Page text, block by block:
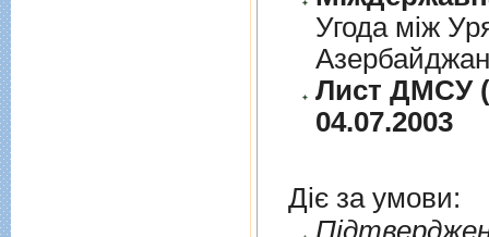
Угода між
Лист ДМСУ
04.07.2003
Діє за умови: